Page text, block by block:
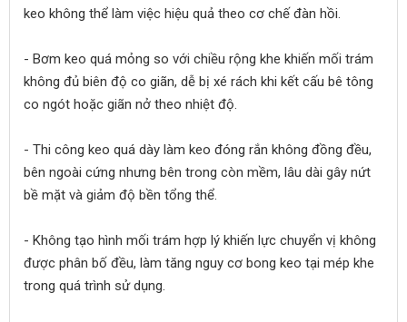
keo không thể làm việc hiệu quả theo cơ chế đàn hồi.
- Bơm keo quá mỏng so với chiều rộng khe khiến mối trám
không đủ biên độ co giãn, dễ bị xé rách khi kết cấu bê tông
co ngót hoặc giãn nở theo nhiệt độ.
- Thi công keo quá dày làm keo đóng rắn không đồng đều,
bên ngoài cứng nhưng bên trong còn mềm, lâu dài gây nứt
bề mặt và giảm độ bền tổng thể.
- Không tạo hình mối trám hợp lý khiến lực chuyển vị không
được phân bố đều, làm tăng nguy cơ bong keo tại mép khe
trong quá trình sử dụng.